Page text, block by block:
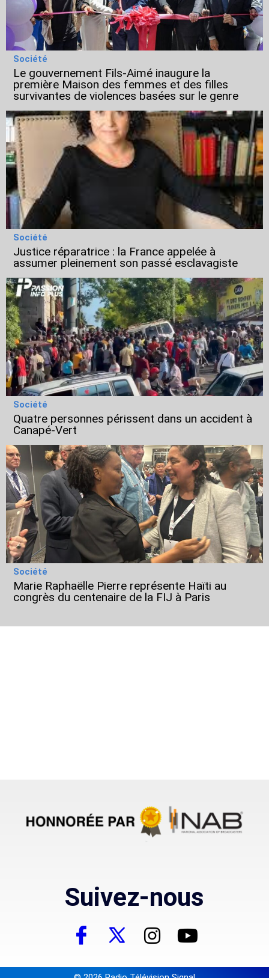
Société
Le gouvernement Fils-Aimé inaugure la
première Maison des femmes et des filles
survivantes de violences basées sur le genre
Société
Justice réparatrice : la France appelée à
assumer pleinement son passé esclavagiste
Société
Quatre personnes périssent dans un accident à
Canapé-Vert
Société
Marie Raphaëlle Pierre représente Haïti au
congrès du centenaire de la FIJ à Paris
Suivez-nous